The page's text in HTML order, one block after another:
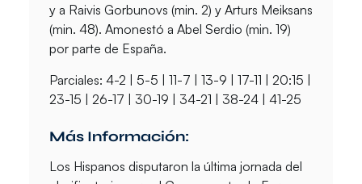
y a Raivis Gorbunovs (min. 2) y Arturs Meiksans
(min. 48). Amonestó a Abel Serdio (min. 19)
por parte de España.
Parciales: 4-2 | 5-5 | 11-7 | 13-9 | 17-11 | 20:15 |
23-15 | 26-17 | 30-19 | 34-21 | 38-24 | 41-25
Más Información:
Los Hispanos disputaron la última jornada del